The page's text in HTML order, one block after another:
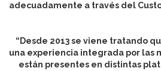
adecuadamente a través del
“Desde 2013 se viene tratando
una experiencia integrada por las
están presentes en distintas